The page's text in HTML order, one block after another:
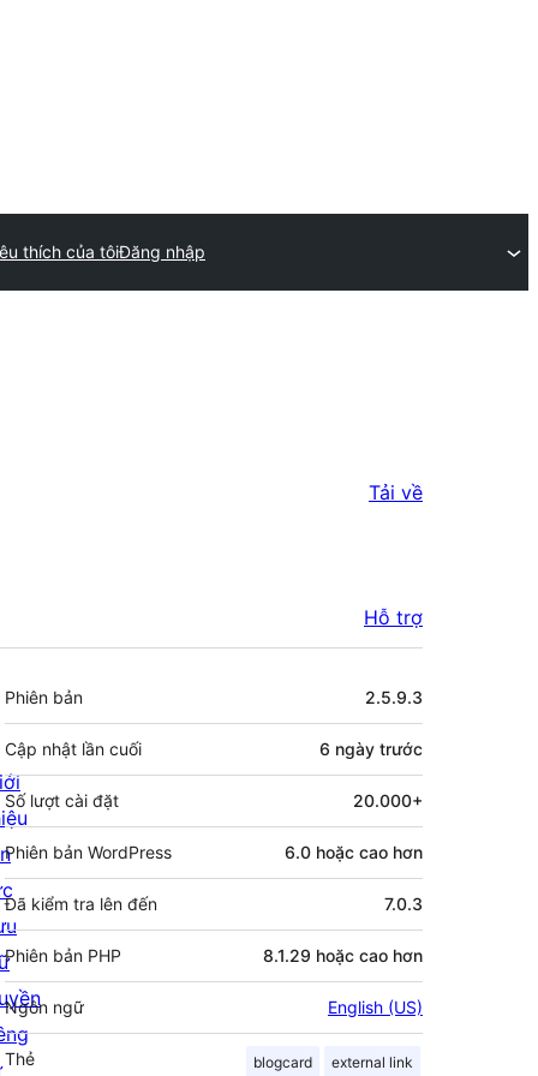
thích của tôiĐăng nhập
Tải về
Hỗ trợ
Meta
Phiên bản 2.5.9.3
Cập nhật lần cuối 6 ngày trước
Số lượt cài đặt 20.000+
Phiên bản WordPress 6.0 hoặc cao hơn
Đã kiểm tra lên đến 7.0.3
Phiên bản PHP 8.1.29 hoặc cao hơn
Ngôn ngữ English (US)
Thẻ blogcard external link